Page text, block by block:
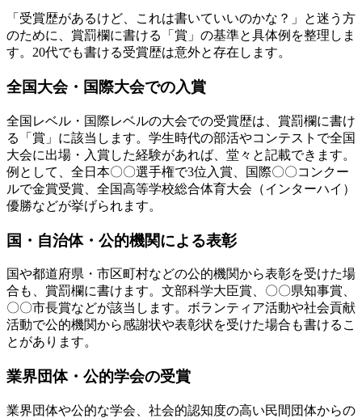
「受賞歴があるけど、これは書いていいのかな？」と迷う方
のために、賞罰欄に書ける「賞」の基準と具体例を整理しま
す。20代でも書ける受賞歴は意外と存在します。
全国大会・国際大会での入賞
全国レベル・国際レベルの大会での受賞歴は、賞罰欄に書け
る「賞」に該当します。学生時代の部活やコンテストで全国
大会に出場・入賞した経験があれば、堂々と記載できます。
例として、全日本〇〇選手権で3位入賞、国際〇〇コンクー
ルで金賞受賞、全国高等学校総合体育大会（インターハイ）
優勝などが挙げられます。
国・自治体・公的機関による表彰
国や都道府県・市区町村などの公的機関から表彰を受けた場
合も、賞罰欄に書けます。文部科学大臣賞、〇〇県知事賞、
〇〇市長賞などが該当します。ボランティア活動や社会貢献
活動で公的機関から感謝状や表彰状を受けた場合も書けるこ
とがあります。
業界団体・公的学会の受賞
業界団体や公的な学会、社会的認知度の高い民間団体からの